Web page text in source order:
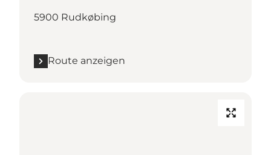
5900 Rudkøbing
Route anzeigen